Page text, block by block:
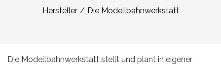
Hersteller Die Modellbahnwerkstatt
Die Modellbahnwerkstatt stellt und plant in eigener